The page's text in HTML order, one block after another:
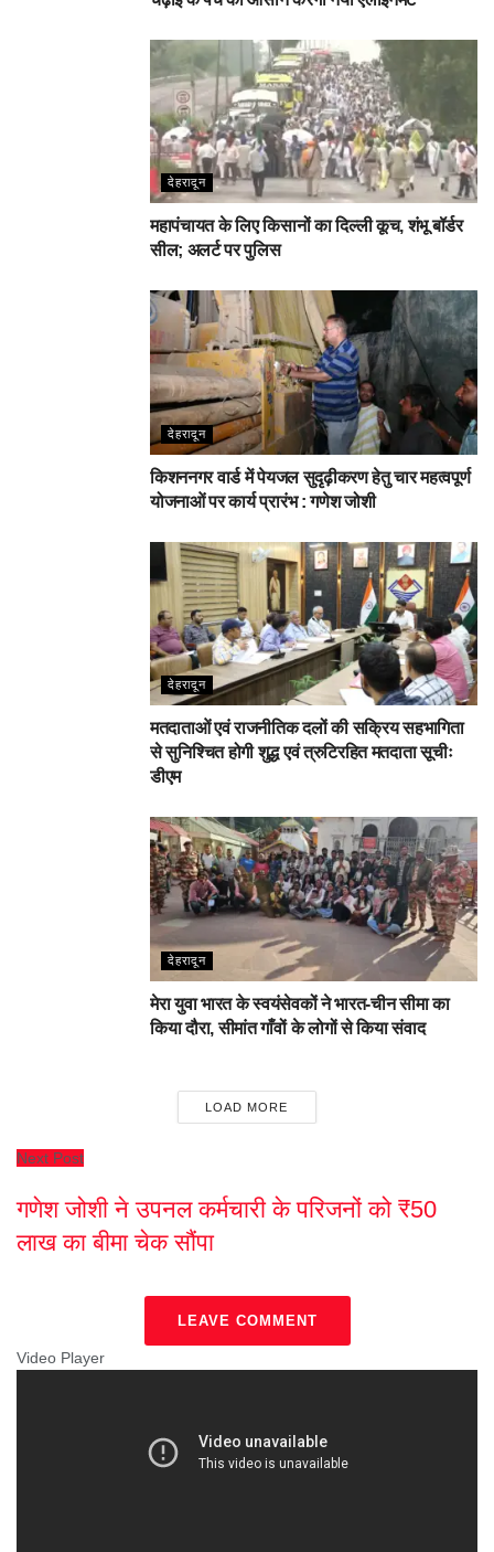
देहरादून
महापंचायत के लिए किसानों का दिल्ली कूच, शंभू बॉर्डर
सील; अलर्ट पर पुलिस
देहरादून
किशननगर वार्ड में पेयजल सुदृढ़ीकरण हेतु चार महत्वपूर्ण
योजनाओं पर कार्य प्रारंभ : गणेश जोशी
देहरादून
मतदाताओं एवं राजनीतिक दलों की सक्रिय सहभागिता
से सुनिश्चित होगी शुद्ध एवं त्रुटिरहित मतदाता सूचीः
डीएम
देहरादून
मेरा युवा भारत के स्वयंसेवकों ने भारत-चीन सीमा का
किया दौरा, सीमांत गाँवों के लोगों से किया संवाद
LOAD MORE
Next Post
गणेश जोशी ने उपनल कर्मचारी के परिजनों को ₹50
लाख का बीमा चेक सौंपा
LEAVE COMMENT
Video Player